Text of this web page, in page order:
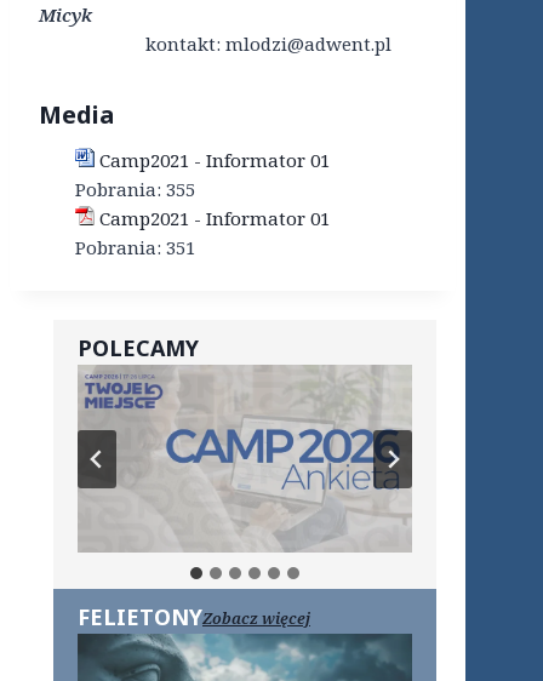
Micyk
kontakt: mlodzi@adwent.pl
Media
Camp2021 - Informator 01
Pobrania: 355
Camp2021 - Informator 01
Pobrania: 351
POLECAMY
FELIETONYZobacz więcej